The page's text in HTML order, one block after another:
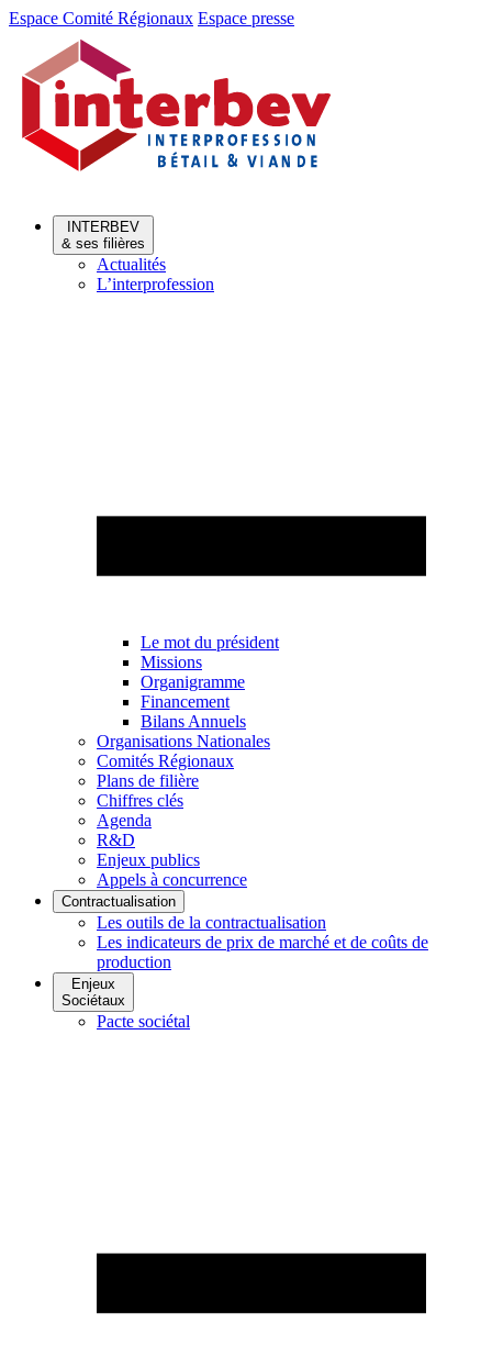
Aller
Aller
contenu
Espace Comité Régionaux Espace presse
INTERBEV
& ses filières
Actualités
L’interprofession
Le mot du président
Missions
Organigramme
Financement
Bilans Annuels
Organisations Nationales
Comités Régionaux
Plans de filière
Chiffres clés
Agenda
R&D
Enjeux publics
Appels à concurrence
Contractualisation
Les outils de la contractualisation
Les indicateurs de prix de marché et de coûts de
production
Enjeux
Sociétaux
Pacte sociétal